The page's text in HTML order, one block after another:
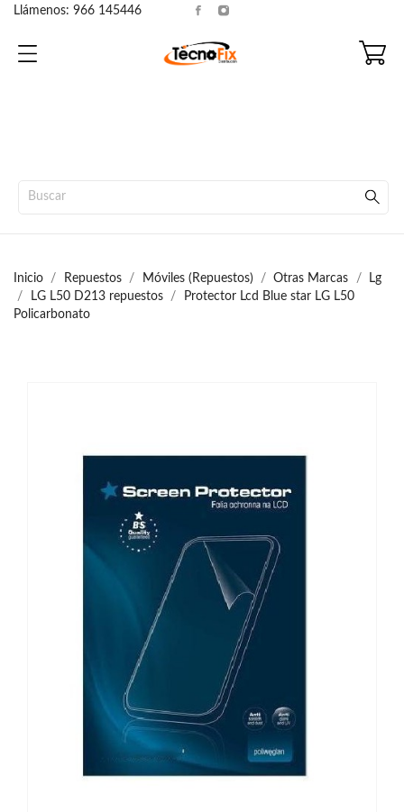
Llámenos: 966 145446
Inicio Repuestos Móviles (Repuestos) Otras Marcas
Lg
LG L50 D213 repuestos
Protector Lcd Blue star LG L50
Policarbonato